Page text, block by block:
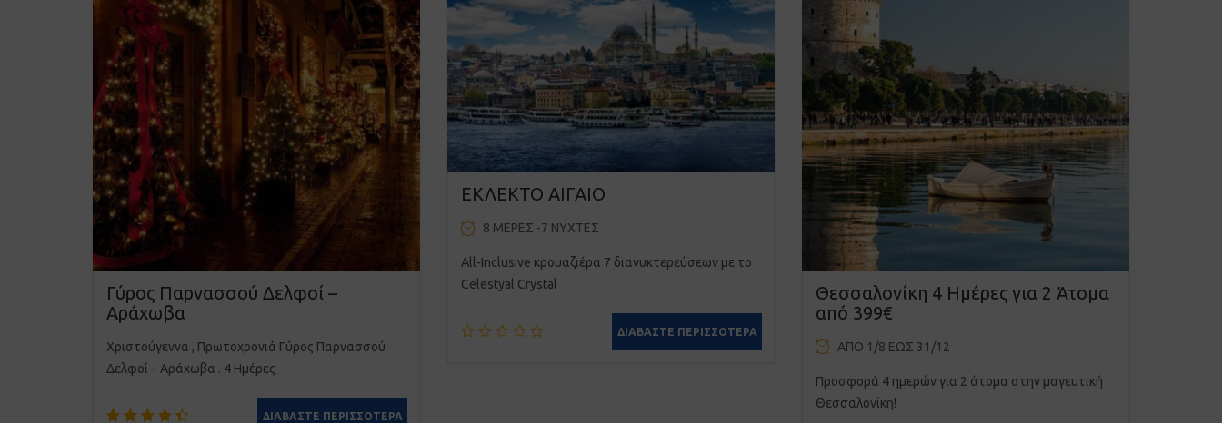
πελάτη
Γύρος Παρνασσού Δελφοί –
Αράχωβα
Χριστούγεννα , Πρωτοχρονιά Γύρος Παρνασσού
Δελφοί – Αράχωβα . 4 Ημέρες
ΔΙΑΒΆΣΤΕ ΠΕΡΙΣΣΌΤΕΡΑ
ΕΚΛΕΚΤΟ ΑΙΓΑΙΟ
8 ΜΈΡΕΣ -7 ΝΎΧΤΕΣ
All-Inclusive κρουαζιέρα 7 διανυκτερεύσεων με το
Celestyal Crystal
ΔΙΑΒΆΣΤΕ ΠΕΡΙΣΣΌΤΕΡΑ
Θεσσαλονίκη 4 Ημέρες για 2 Άτομα
από 399€
ΑΠΌ 1/8 ΈΩΣ 31/12
Προσφορά 4 ημερών για 2 άτομα στην μαγευτική
Θεσσαλονίκη!